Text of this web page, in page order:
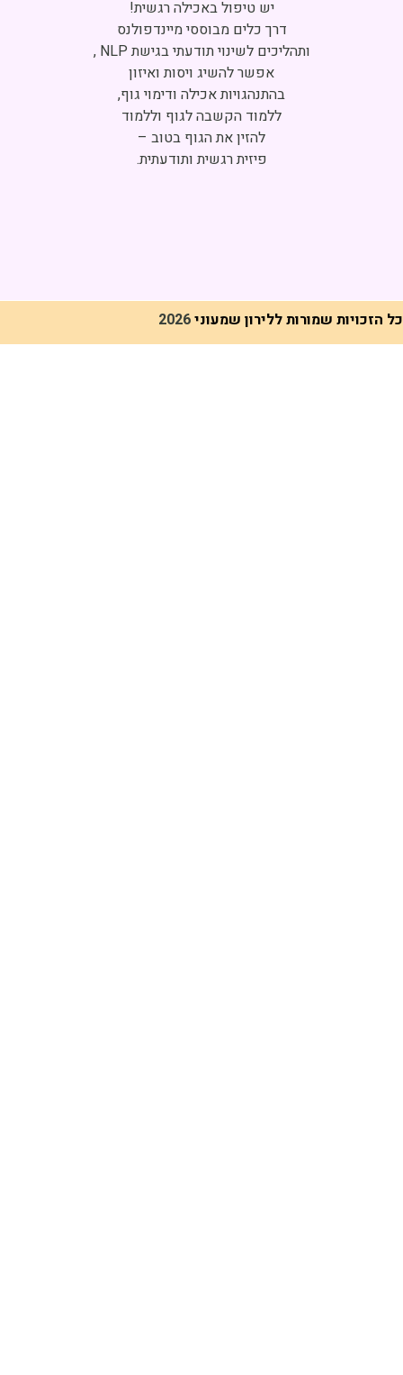
Click to accept marketing cookies and
enable this content